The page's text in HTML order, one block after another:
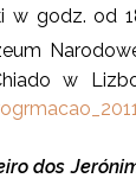
w godz. od
w
dos